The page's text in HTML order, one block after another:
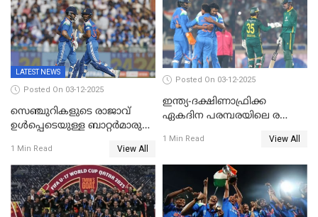
ടി20 പരമ്പരയ്ക്കുള്ള ഇന്ത്യന്‍
ടീമിനെ പ്രഖ്യാപിച്ചു
LATEST NEWS
Posted On 03-12-2025
സെഞ്ചുറികളുടെ രാജാവ്
ഉൾപ്പെടെയുള്ള ബാറ്റർമാരുടെ
ഇന്ത്യയ്ക്ക് 358 റൺസ്
1 Min Read View All
Posted On 03-12-2025
ഇന്ത്യ-ദക്ഷിണാഫ്രിക്ക
ഏകദിന പരമ്പരയിലെ രണ്ടാം
1 Min Read View All